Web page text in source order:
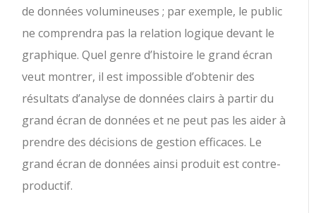
de données volumineuses ; par exemple, le public
ne comprendra pas la relation logique devant le
graphique. Quel genre d’histoire le grand écran
veut montrer, il est impossible d’obtenir des
résultats d’analyse de données clairs à partir du
grand écran de données et ne peut pas les aider à
prendre des décisions de gestion efficaces. Le
grand écran de données ainsi produit est contre-
productif.